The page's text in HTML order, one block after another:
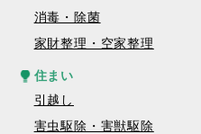
消毒・除菌
家財整理・空家整理
住まい
引越し
害虫駆除・害獣駆除